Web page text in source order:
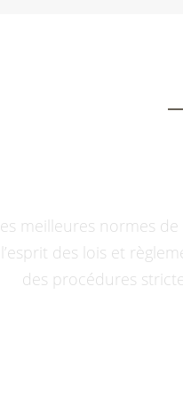
meilleures normes
des lois et
des procédures